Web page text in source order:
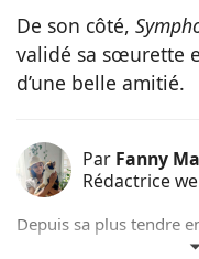
De son côté,
validé sa sœurette
d’une belle amitié.
Par Fanny
Rédactrice
Depuis sa plus tendre
d'animaux. Elle